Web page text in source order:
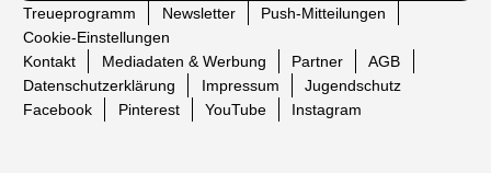
Treueprogramm
Newsletter
Push-Mitteilungen
Cookie-Einstellungen
Kontakt
Mediadaten & Werbung Partner
AGB
Datenschutzerklärung
Impressum
Jugendschutz
Facebook
Pinterest YouTube Instagram